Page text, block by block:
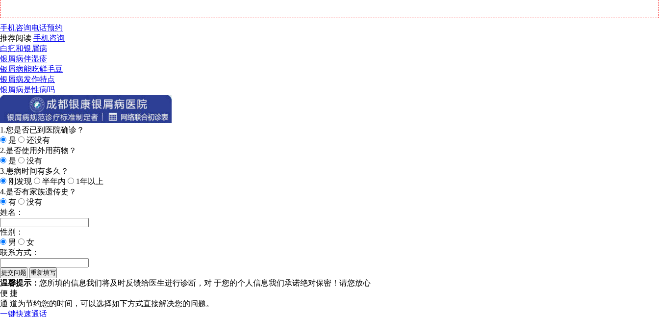
手机咨询电话预约
推荐阅读 手机咨询
白疕和银屑病
银屑病伴湿疹
银屑病能吃鲜毛豆
银屑病发作特点
银屑病是性病吗
1.您是否已到医院确诊？
是
还没有
2.是否使用外用药物？
是
没有
3.患病时间有多久？
刚发现
半年内
1年以上
4.是否有家族遗传史？
有
没有
姓名：
性别：
男
女
联系方式：
温馨提示： 您所填的信息我们将及时反馈给医生进行诊断，对 于您的个人信息我们承诺绝对保密！请您放心
便 捷
通 道为节约您的时间，可以选择如下方式直接解决您的问题。
一键快速通话